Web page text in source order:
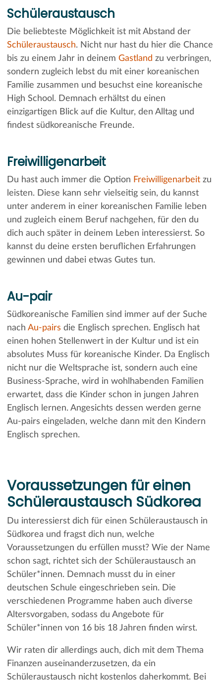
Schüleraustausch
Die beliebteste Möglichkeit ist mit Abstand der
Schüleraustausch. Nicht nur hast du hier die Chance
bis zu einem Jahr in deinem Gastland zu verbringen,
sondern zugleich lebst du mit einer koreanischen
Familie zusammen und besuchst eine koreanische
High School. Demnach erhältst du einen
einzigartigen Blick auf die Kultur, den Alltag und
findest südkoreanische Freunde.
Freiwilligenarbeit
Du hast auch immer die Option Freiwilligenarbeitzu
leisten. Diese kann sehr vielseitig sein, du kannst
unter anderem in einer koreanischen Familie leben
und zugleich einem Beruf nachgehen, für den du
dich auch später in deinem Leben interessierst. So
kannst du deine ersten beruflichen Erfahrungen
gewinnen und dabei etwas Gutes tun.
Au-pair
Südkoreanische Familien sind immer auf der Suche
nach Au-pairs die Englisch sprechen. Englisch hat
einen hohen Stellenwert in der Kultur und ist ein
absolutes Muss für koreanische Kinder. Da Englisch
nicht nur die Weltsprache ist, sondern auch eine
Business-Sprache, wird in wohlhabenden Familien
erwartet, dass die Kinder schon in jungen Jahren
Englisch lernen. Angesichts dessen werden gerne
Au-pairs eingeladen, welche dann mit den Kindern
Englisch sprechen.
Voraussetzungen für einen
Schüleraustausch Südkorea
Du interessierst dich für einen Schüleraustausch in
Südkorea und fragst dich nun, welche
Voraussetzungen du erfüllen musst? Wie der Name
schon sagt, richtet sich der Schüleraustausch an
Schüler*innen. Demnach musst du in einer
deutschen Schule eingeschrieben sein. Die
verschiedenen Programme haben auch diverse
Altersvorgaben, sodass du Angebote für
Schüler*innen von 16 bis 18 Jahren finden wirst.
Wir raten dir allerdings auch, dich mit dem Thema
Finanzen auseinanderzusetzen, da ein
Schüleraustausch nicht kostenlos daherkommt. Bei